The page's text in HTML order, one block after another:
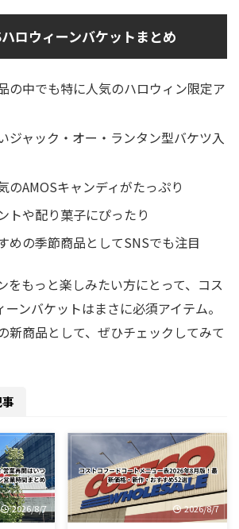
ロウィーンバケットまとめ
の中でも特に人気のハロウィン限定ア
ジャック・オー・ランタン型バケツ入
のAMOSキャンディがたっぷり
トや配り菓子にぴったり
めの季節商品としてSNSでも注目
をもっと楽しみたい方にとって、コス
ーンバケットはまさに必須アイテム。
新商品として、ぜひチェックしてみて
2026/8/7 2026/8/7